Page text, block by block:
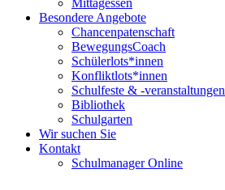
Mittagessen
Besondere Angebote
Chancenpatenschaft
BewegungsCoach
Schülerlots*innen
Konfliktlots*innen
Schulfeste & -veranstaltungen
Bibliothek
Schulgarten
Wir suchen Sie
Kontakt
Schulmanager Online